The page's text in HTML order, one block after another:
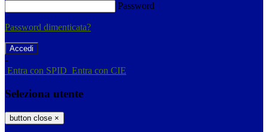
Password
Password dimenticata?
-
Entra con SPID Entra con CIE
Seleziona utente
button close ×